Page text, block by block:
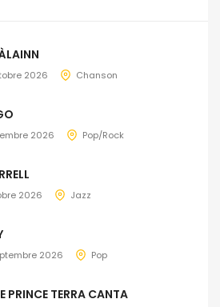
2026 Chanson
2026 Pop/Rock
2026 Jazz
2026 Pop
PRINCE TERRA CANTA